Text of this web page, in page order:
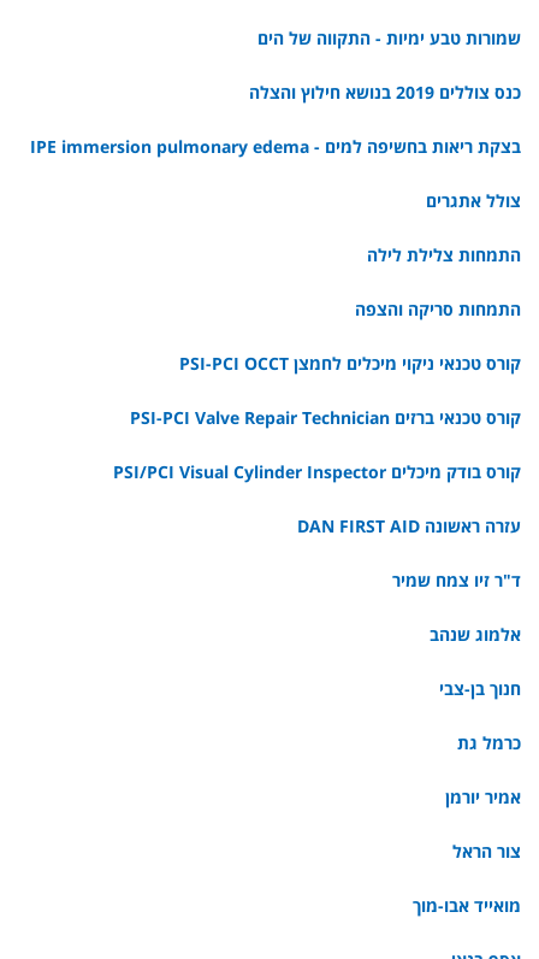
שמורות טבע ימיות - התקווה של הים
כנס צוללים 2019 בנושא חילוץ והצלה
בצקת ריאות בחשיפה למים - IPE immersion pulmonary edema
צולל אתגרים
התמחות צלילת לילה
התמחות סריקה והצפה
קורס טכנאי ניקוי מיכלים לחמצן PSI-PCI OCCT
קורס טכנאי ברזים PSI-PCI Valve Repair Technician
קורס בודק מיכלים PSI/PCI Visual Cylinder Inspector
עזרה ראשונה DAN FIRST AID
ד"ר זיו צמח שמיר
אלמוג שנהב
חנוך בן-צבי
כרמל גת
אמיר יורמן
צור הראל
מואייד אבו-מוך